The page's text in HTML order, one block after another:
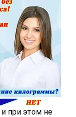
при этом не